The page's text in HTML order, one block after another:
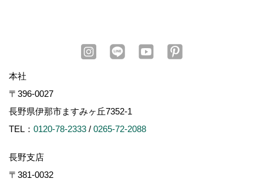
本社
〒396-0027
長野県伊那市ますみヶ丘7352-1
TEL： 0120-78-2333 / 0265-72-2088
長野支店
〒381-0032